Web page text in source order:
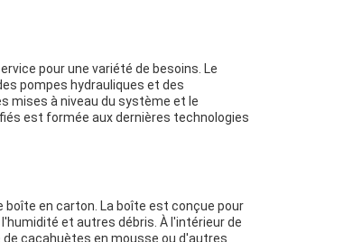
pour une variété de besoins. Le
pompes hydrauliques et des
mises à niveau du système et le
est formée aux dernières technologies
boîte en carton. La boîte est conçue pour
et autres débris. À l'intérieur de
cacahuètes en mousse ou d'autres